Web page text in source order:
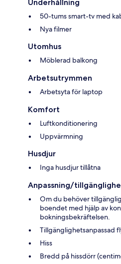
Underhållning
50-tums smart-tv med
Nya filmer
Utomhus
Möblerad balkong
Arbetsutrymmen
Arbetsyta för laptop
Komfort
Luftkonditionering
Uppvärmning
Husdjur
Inga husdjur tillåtna
Anpassning/
Om du behöver
boendet med hjälp av
bokningsbekräftelsen.
Tillgänglighetsanpassad
Hiss
Bredd på hissdörr